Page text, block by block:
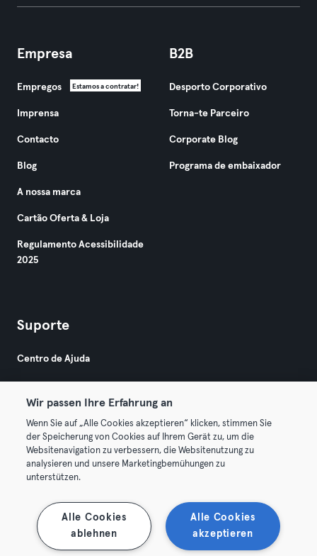
Empresa
Empregos Estamos a contratar!
Imprensa
Contacto
Blog
A nossa marca
Cartão Oferta & Loja
Regulamento Acessibilidade
2025
B2B
Desporto Corporativo
Torna-te Parceiro
Corporate Blog
Programa de embaixador
Suporte
Centro de Ajuda
© 2026 Urban Sports Group GmbH. All rights reserved.
Termos & Condições
Rescindir contratos aqui Cancelar contratos aqui
Wir passen Ihre Erfahrung an
Wenn Sie auf „Alle Cookies akzeptieren“ klicken, stimmen Sie
der Speicherung von Cookies auf Ihrem Gerät zu, um die
Websitenavigation zu verbessern, die Websitenutzung zu
analysieren und unsere Marketingbemühungen zu
unterstützen.
Alle Cookies
akzeptieren
Alle Cookies
ablehnen